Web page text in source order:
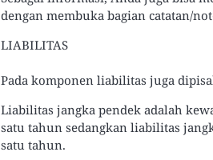
dengan membuka bagian catatan/
LIABILITAS
Pada komponen liabilitas juga
Liabilitas jangka pendek adalah
satu tahun sedangkan liabilitas
satu tahun.